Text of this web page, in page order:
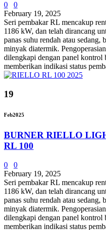
0
0
February 19, 2025
Seri pembakar RL mencakup
1186 kW, dan telah dirancang
panas suhu rendah atau sedang,
minyak diatermik.
dilengkapi dengan panel kontrol
memberikan indikasi status
19
Feb2025
BURNER RIELLO
RL 100
0
0
February 19, 2025
Seri pembakar RL mencakup
1186 kW, dan telah dirancang
panas suhu rendah atau sedang,
minyak diatermik.
dilengkapi dengan panel kontrol
memberikan indikasi status